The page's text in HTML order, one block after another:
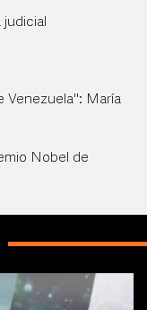
Venezuela": María
Nobel de